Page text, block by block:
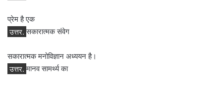
प्रेम है एक
उत्तर. सकारात्मक संवेग
सकारात्मक मनोविज्ञान अध्ययन है।
उत्तर. मानव सामर्थ्य का